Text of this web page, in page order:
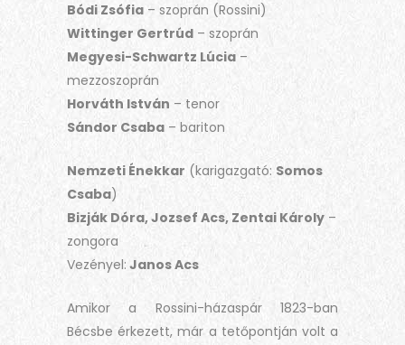
Bódi Zsófia – szoprán (Rossini)
Wittinger Gertrúd – szoprán
Megyesi-Schwartz Lúcia –
mezzoszoprán
Horváth István – tenor
Sándor Csaba – bariton
Nemzeti Énekkar (karigazgató: Somos
Csaba)
Bizják Dóra, Jozsef Acs, Zentai Károly –
zongora
Vezényel: Janos Acs
Amikor a Rossini-házaspár 1823-ban
Bécsbe érkezett, már a tetőpontján volt a